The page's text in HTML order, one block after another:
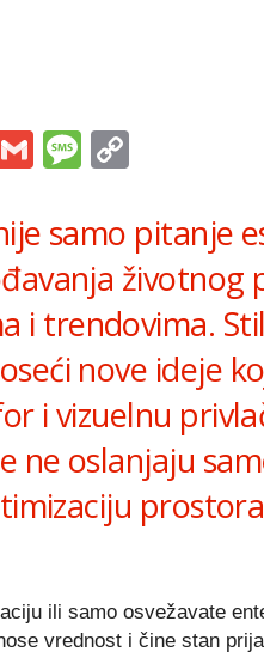
ViberGmailMessage
samo pitanje
životnog
i trendovima.
nove ideje
i vizuelnu
ne oslanjaju
ili samo osvežavate
vrednost i čine stan